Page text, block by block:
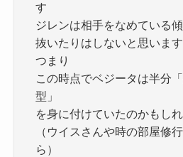
す
ジレンは相手をなめている
抜いたりはしないと思います
つまり
この時点でベジータは半分
型」
を身に付けていたのかもし
（ウイスさんや時の部屋
ら）